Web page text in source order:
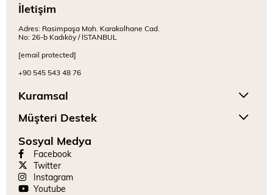
İletişim
Adres: Rasimpaşa Mah. Karakolhane Cad.
No: 26-b Kadıköy / İSTANBUL
[email protected]
+90 545 543 48 76
Kuramsal
Müşteri Destek
Sosyal Medya
Facebook
Twitter
Instagram
Youtube